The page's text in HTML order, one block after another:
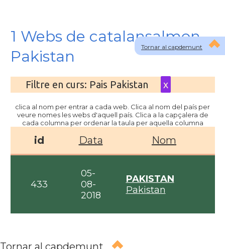
Tornar al capdemunt
1 Webs de catalansalmon
Pakistan
Filtre en curs: Pais Pakistan x
clica al nom per entrar a cada web. Clica al nom del país per
veure nomes les webs d'aquell país. Clica a la capçalera de
cada columna per ordenar la taula per aquella columna
id Data Nom
433
05-
08-
2018
PAKISTAN
Pakistan
Tornar al capdemunt